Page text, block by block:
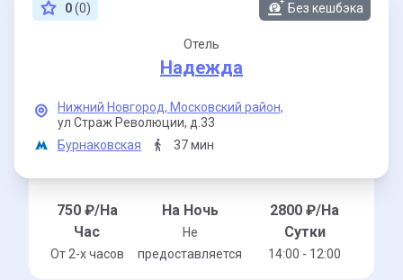
0(0) Без кешбэка
Отель
Надежда
Нижний Новгород, Московский район,
ул Страж Революции, д.33
Бурнаковская
37 мин
750₽/На
Час
От 2-x часов
На Ночь
Не
предоставляется
2800 ₽/На
Сутки
14:00 - 12:00